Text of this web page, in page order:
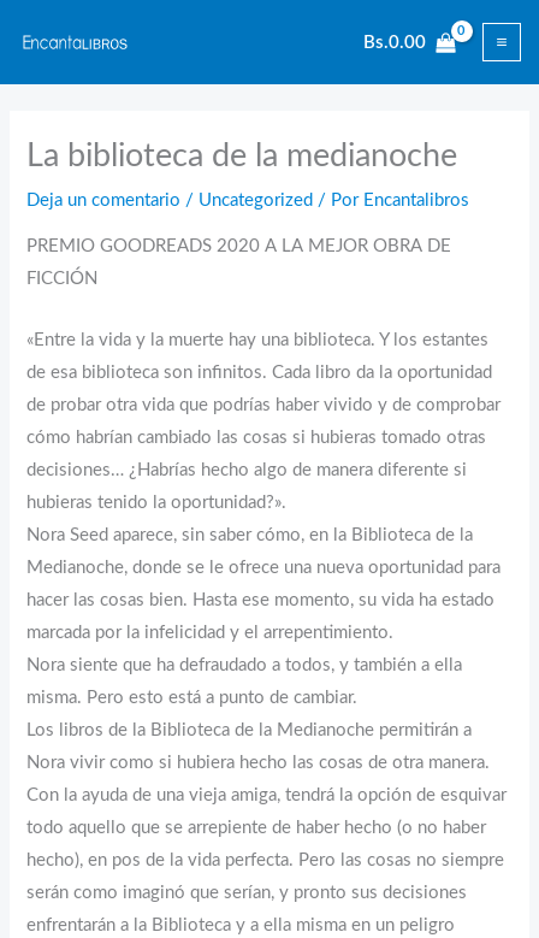
contenido
Bs.0.00
La biblioteca de la medianoche
Deja un comentario / Uncategorized / Por Encantalibros
PREMIO GOODREADS 2020 A LA MEJOR OBRA DE
FICCIÓN
«Entre la vida y la muerte hay una biblioteca. Y los estantes
de esa biblioteca son infinitos. Cada libro da la oportunidad
de probar otra vida que podrías haber vivido y de comprobar
cómo habrían cambiado las cosas si hubieras tomado otras
decisiones… ¿Habrías hecho algo de manera diferente si
hubieras tenido la oportunidad?».
Nora Seed aparece, sin saber cómo, en la Biblioteca de la
Medianoche, donde se le ofrece una nueva oportunidad para
hacer las cosas bien. Hasta ese momento, su vida ha estado
marcada por la infelicidad y el arrepentimiento.
Nora siente que ha defraudado a todos, y también a ella
misma. Pero esto está a punto de cambiar.
Los libros de la Biblioteca de la Medianoche permitirán a
Nora vivir como si hubiera hecho las cosas de otra manera.
Con la ayuda de una vieja amiga, tendrá la opción de esquivar
todo aquello que se arrepiente de haber hecho (o no haber
hecho), en pos de la vida perfecta. Pero las cosas no siempre
serán como imaginó que serían, y pronto sus decisiones
enfrentarán a la Biblioteca y a ella misma en un peligro